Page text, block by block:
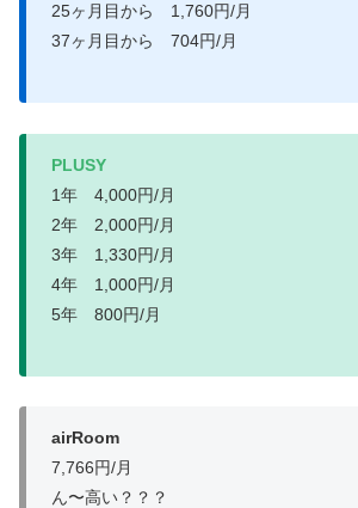
25ヶ月目から 1,760円/月
37ヶ月目から 704円/月
PLUSY
1年 4,000円/月
2年 2,000円/月
3年 1,330円/月
4年 1,000円/月
5年 800円/月
airRoom
7,766円/月
ん〜高い？？？